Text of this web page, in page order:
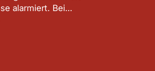
alarmiert. Bei…